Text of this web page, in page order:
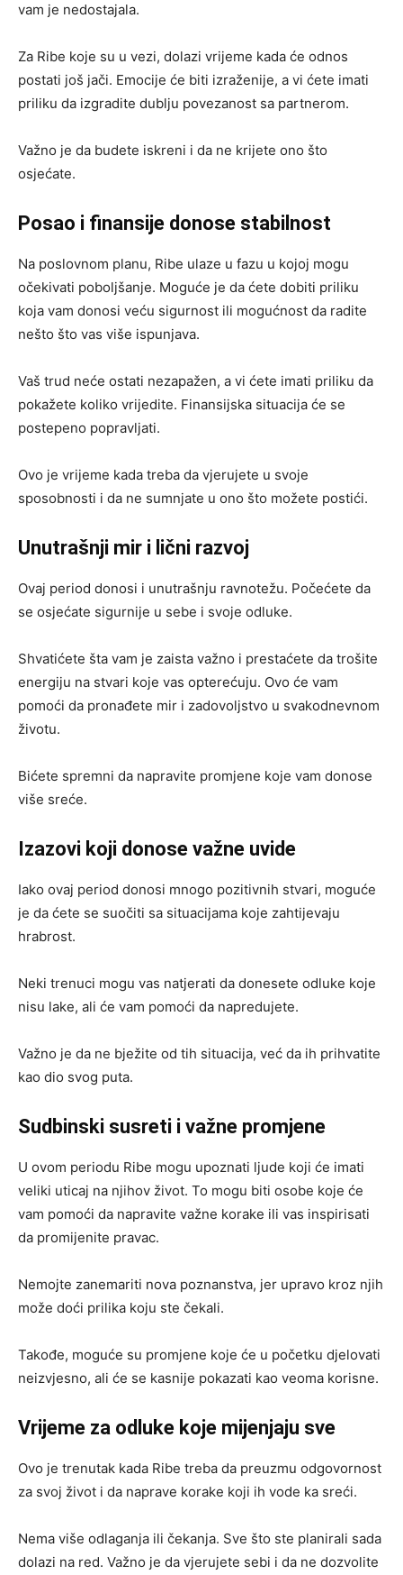
vam je nedostajala.
Za Ribe koje su u vezi, dolazi vrijeme kada će odnos
postati još jači. Emocije će biti izraženije, a vi ćete imati
priliku da izgradite dublju povezanost sa partnerom.
Važno je da budete iskreni i da ne krijete ono što
osjećate.
Posao i finansije donose stabilnost
Na poslovnom planu, Ribe ulaze u fazu u kojoj mogu
očekivati poboljšanje. Moguće je da ćete dobiti priliku
koja vam donosi veću sigurnost ili mogućnost da radite
nešto što vas više ispunjava.
Vaš trud neće ostati nezapažen, a vi ćete imati priliku da
pokažete koliko vrijedite. Finansijska situacija će se
postepeno popravljati.
Ovo je vrijeme kada treba da vjerujete u svoje
sposobnosti i da ne sumnjate u ono što možete postići.
Unutrašnji mir i lični razvoj
Ovaj period donosi i unutrašnju ravnotežu. Počećete da
se osjećate sigurnije u sebe i svoje odluke.
Shvatićete šta vam je zaista važno i prestaćete da trošite
energiju na stvari koje vas opterećuju. Ovo će vam
pomoći da pronađete mir i zadovoljstvo u svakodnevnom
životu.
Bićete spremni da napravite promjene koje vam donose
više sreće.
Izazovi koji donose važne uvide
Iako ovaj period donosi mnogo pozitivnih stvari, moguće
je da ćete se suočiti sa situacijama koje zahtijevaju
hrabrost.
Neki trenuci mogu vas natjerati da donesete odluke koje
nisu lake, ali će vam pomoći da napredujete.
Važno je da ne bježite od tih situacija, već da ih prihvatite
kao dio svog puta.
Sudbinski susreti i važne promjene
U ovom periodu Ribe mogu upoznati ljude koji će imati
veliki uticaj na njihov život. To mogu biti osobe koje će
vam pomoći da napravite važne korake ili vas inspirisati
da promijenite pravac.
Nemojte zanemariti nova poznanstva, jer upravo kroz njih
može doći prilika koju ste čekali.
Takođe, moguće su promjene koje će u početku djelovati
neizvjesno, ali će se kasnije pokazati kao veoma korisne.
Vrijeme za odluke koje mijenjaju sve
Ovo je trenutak kada Ribe treba da preuzmu odgovornost
za svoj život i da naprave korake koji ih vode ka sreći.
Nema više odlaganja ili čekanja. Sve što ste planirali sada
dolazi na red. Važno je da vjerujete sebi i da ne dozvolite